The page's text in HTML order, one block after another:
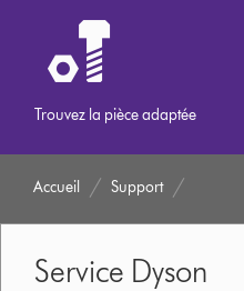
Trouvez la pièce adaptée
Accueil Support
Service Dyson